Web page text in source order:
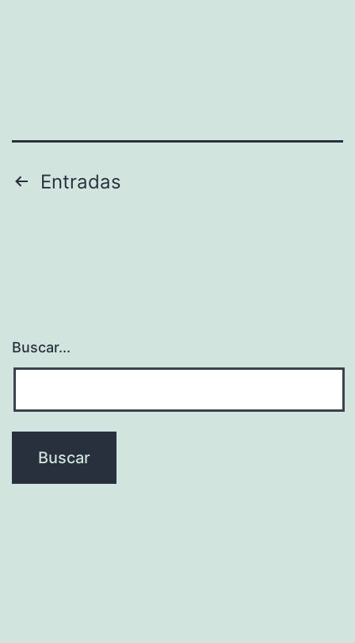
Paginación
Entradas
Buscar...